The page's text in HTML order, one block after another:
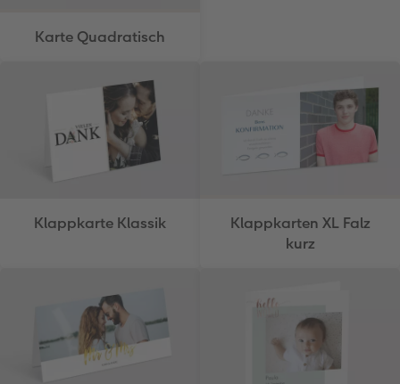
Karte Quadratisch
Klappkarte Klassik
Klappkarten XL Falz
kurz